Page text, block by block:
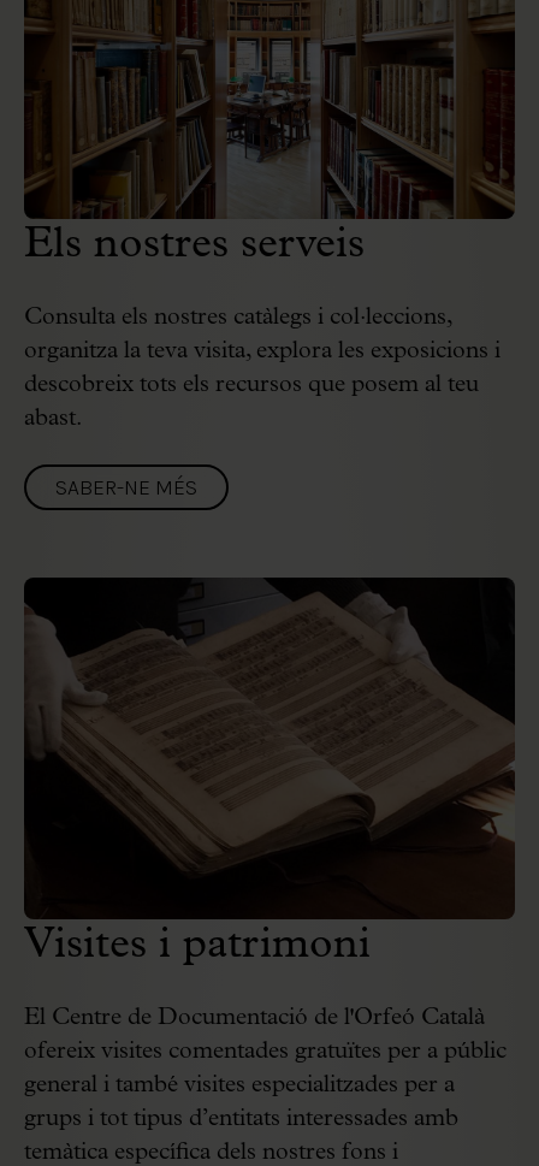
Els nostres serveis
Consulta els nostres catàlegs i col·leccions,
organitza la teva visita, explora les exposicions i
descobreix tots els recursos que posem al teu
abast.
SABER-NE MÉS
Visites i patrimoni
El Centre de Documentació de l'Orfeó Català
ofereix visites comentades gratuïtes per a públic
general i també visites especialitzades per a
grups i tot tipus d’entitats interessades amb
temàtica específica dels nostres fons i